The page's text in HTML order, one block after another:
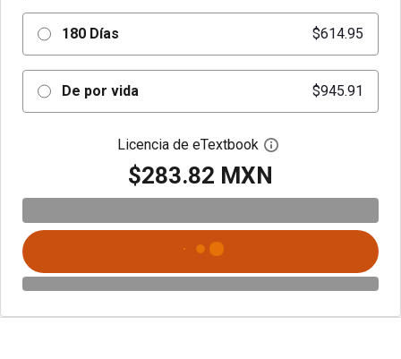
180 Días $614.95
De por vida $945.91
Licencia de eTextbook Abre el cuadro de
$283.82 MXN